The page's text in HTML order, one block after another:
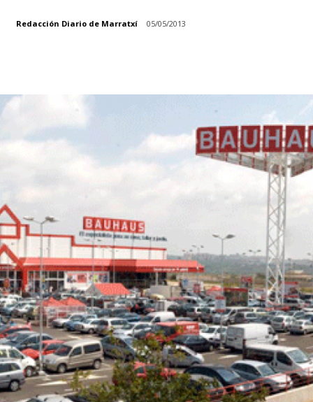
Redacción Diario de Marratxí 05/05/2013